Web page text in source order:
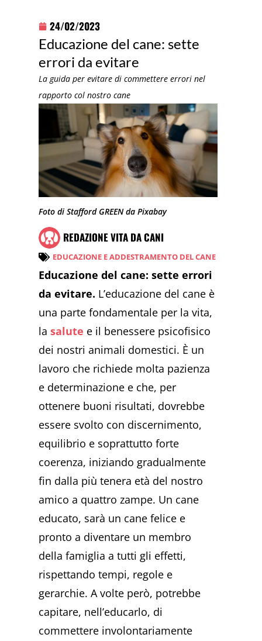
24/02/2023
Educazione del cane: sette
errori da evitare
La guida per evitare di commettere errori nel
rapporto col nostro cane
Foto di Stafford GREEN da Pixabay
REDAZIONE VITA DA CANI
EDUCAZIONE E ADDESTRAMENTO DEL CANE
Educazione del cane: sette errori
da evitare. L’educazione del cane è
una parte fondamentale per la vita,
lasalute e il benessere psicofisico
dei nostri animali domestici. È un
lavoro che richiede molta pazienza
e determinazione e che, per
ottenere buoni risultati, dovrebbe
essere svolto con discernimento,
equilibrio e soprattutto forte
coerenza, iniziando gradualmente
fin dalla più tenera età del nostro
amico a quattro zampe. Un cane
educato, sarà un cane felice e
pronto a diventare un membro
della famiglia a tutti gli effetti,
rispettando tempi, regole e
gerarchie. A volte però, potrebbe
capitare, nell’educarlo, di
commettere involontariamente